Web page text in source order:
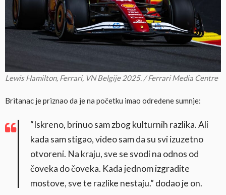
Lewis Hamilton, Ferrari, VN Belgije 2025. / Ferrari Media Centre
Britanac je priznao da je na početku imao određene sumnje:
“Iskreno, brinuo sam zbog kulturnih razlika. Ali
kada sam stigao, video sam da su svi izuzetno
otvoreni. Na kraju, sve se svodi na odnos od
čoveka do čoveka. Kada jednom izgradite
mostove, sve te razlike nestaju.” dodao je on.